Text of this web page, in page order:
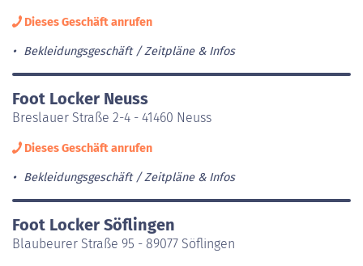
Dieses Geschäft anrufen
Bekleidungsgeschäft Zeitpläne & Infos
Foot Locker Neuss
Breslauer Straße 2-4 - 41460 Neuss
Dieses Geschäft anrufen
Bekleidungsgeschäft Zeitpläne & Infos
Foot Locker Söflingen
Blaubeurer Straße 95 - 89077 Söflingen